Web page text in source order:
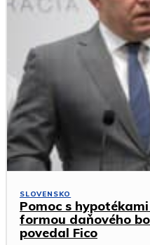
SLOVENSKO
Pomoc s
formou daňového
povedal Fico